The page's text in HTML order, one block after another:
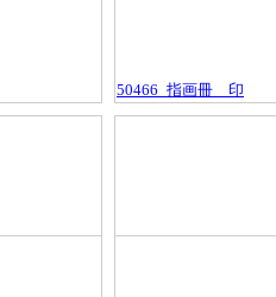
50466_指画冊＿印